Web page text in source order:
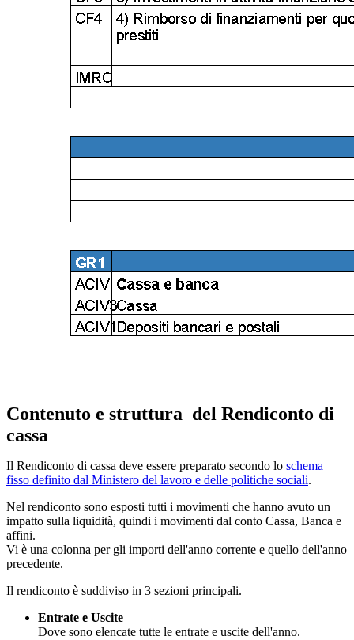
Contenuto e struttura del Rendiconto di
cassa
Il Rendiconto di cassa deve essere preparato secondo lo schema
fisso definito dal Ministero del lavoro e delle politiche sociali.
Nel rendiconto sono esposti tutti i movimenti che hanno avuto un
impatto sulla liquidità, quindi i movimenti dal conto Cassa, Banca e
affini.
Vi è una colonna per gli importi dell'anno corrente e quello dell'anno
precedente.
Il rendiconto è suddiviso in 3 sezioni principali.
Entrate e Uscite
Dove sono elencate tutte le entrate e uscite dell'anno.